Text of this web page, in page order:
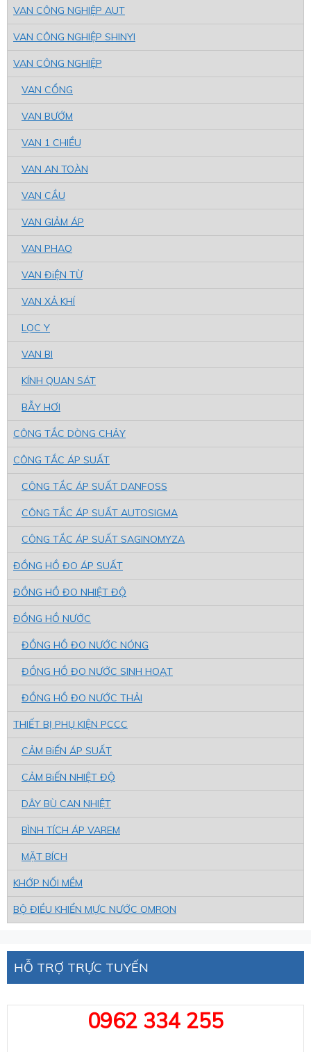
VAN CÔNG NGHIỆP AUT
VAN CÔNG NGHIỆP SHINYI
VAN CÔNG NGHIỆP
VAN CỔNG
VAN BƯỚM
VAN 1 CHIỀU
VAN AN TOÀN
VAN CẦU
VAN GIẢM ÁP
VAN PHAO
VAN ĐiỆN TỪ
VAN XẢ KHÍ
LỌC Y
VAN BI
KÍNH QUAN SÁT
BẪY HƠI
CÔNG TẮC DÒNG CHẢY
CÔNG TẮC ÁP SUẤT
CÔNG TẮC ÁP SUẤT DANFOSS
CÔNG TẮC ÁP SUẤT AUTOSIGMA
CÔNG TẮC ÁP SUẤT SAGINOMYZA
ĐỒNG HỒ ĐO ÁP SUẤT
ĐỒNG HỒ ĐO NHIỆT ĐỘ
ĐỒNG HỒ NƯỚC
ĐỒNG HỒ ĐO NƯỚC NÓNG
ĐỒNG HỒ ĐO NƯỚC SINH HOẠT
ĐỒNG HỒ ĐO NƯỚC THẢI
THIẾT BỊ PHỤ KIỆN PCCC
CẢM BiẾN ÁP SUẤT
CẢM BiẾN NHIỆT ĐỘ
DÂY BÙ CAN NHIỆT
BÌNH TÍCH ÁP VAREM
MẶT BÍCH
KHỚP NỐI MỀM
BỘ ĐIỀU KHIỂN MỰC NƯỚC OMRON
HỖ TRỢ TRỰC TUYẾN
0962 334 255